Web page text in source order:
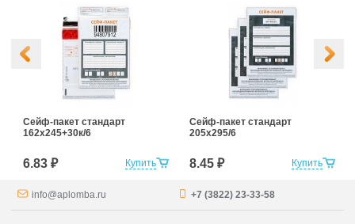
Купить
Сейф-пакет стандарт
162х245+30к/6
6.83 ₽ Купить
Сейф-пакет стандарт
205х295/6
8.45 ₽
info@aplomba.ru +7 (3822) 23-33-58